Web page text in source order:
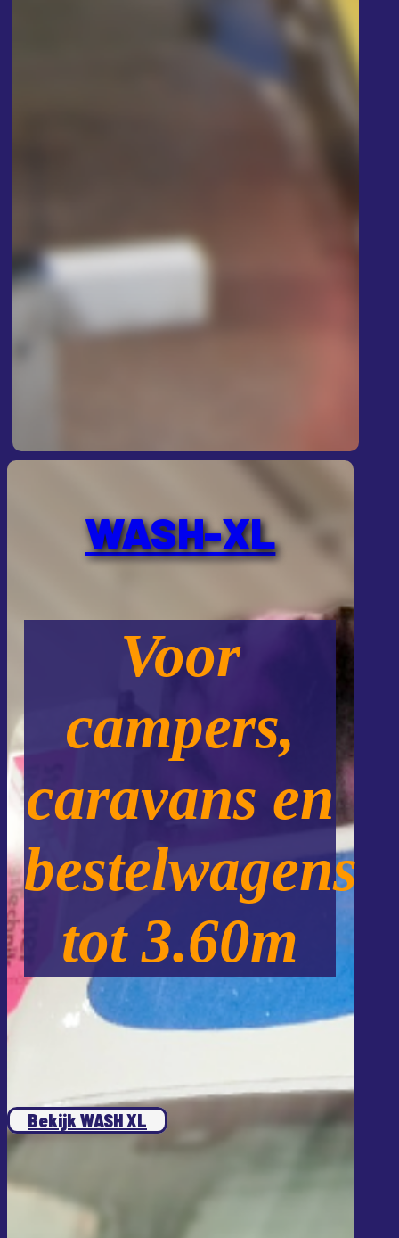
WASH-XL
Voor
campers,
caravans en
bestelwagens
tot 3.60m
Bekijk WASH XL